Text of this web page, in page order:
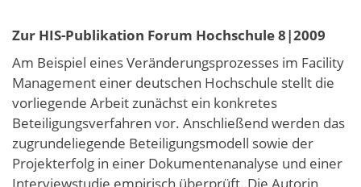
Zur HIS-Publikation Forum Hochschule 8|2009
Am Beispiel eines Veränderungsprozesses im Facility
Management einer deutschen Hochschule stellt die
vorliegende Arbeit zunächst ein konkretes
Beteiligungsverfahren vor. Anschließend werden das
zugrundeliegende Beteiligungsmodell sowie der
Projekterfolg in einer Dokumentenanalyse und einer
Interviewstudie empirisch überprüft. Die Autorin